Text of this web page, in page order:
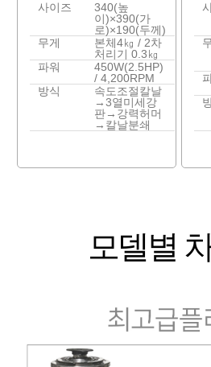
사이즈
340(높
이)×390(가
로)×190(두께)
무게
본체4㎏ / 2차
처리기 0.3㎏
파워
450W(2.5HP)
/ 4,200RPM
방식
속도조절칼날
→3열미세강
판→강력허머
→칼날분쇄
모델별